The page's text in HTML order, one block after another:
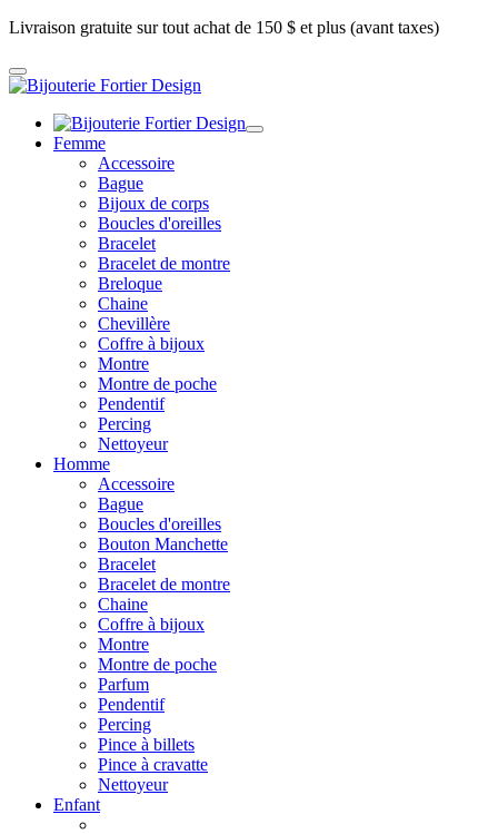
Livraison gratuite sur tout achat de 150 $ et plus (avant taxes)
Femme
Accessoire
Bague
Bijoux de corps
Boucles d'oreilles
Bracelet
Bracelet de montre
Breloque
Chaine
Chevillère
Coffre à bijoux
Montre
Montre de poche
Pendentif
Percing
Nettoyeur
Homme
Accessoire
Bague
Boucles d'oreilles
Bouton Manchette
Bracelet
Bracelet de montre
Chaine
Coffre à bijoux
Montre
Montre de poche
Parfum
Pendentif
Percing
Pince à billets
Pince à cravatte
Nettoyeur
Enfant